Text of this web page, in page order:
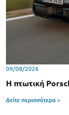
09/08/2026
Η πτωτική
Δείτε περισσότερα >